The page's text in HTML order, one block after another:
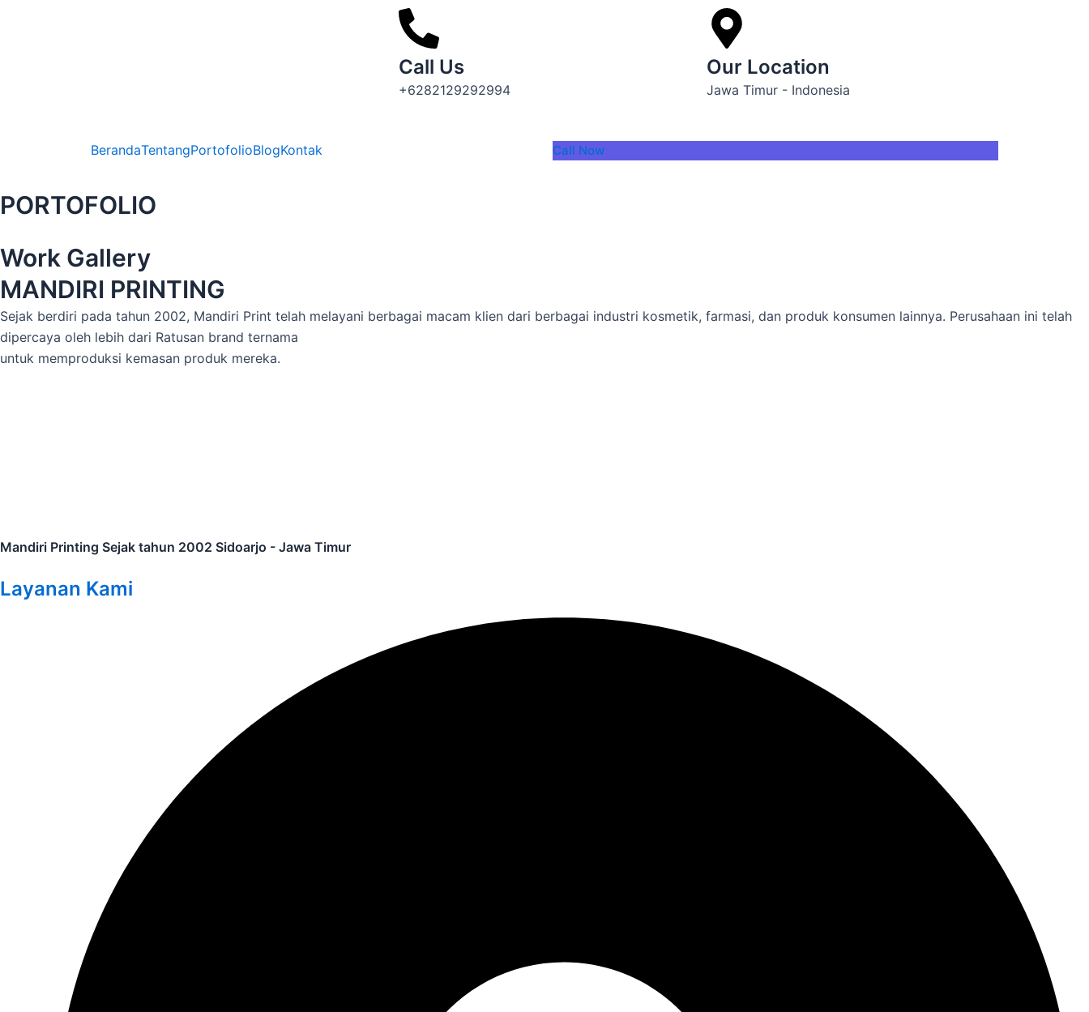
Call Us
+6282129292994
Our Location
Jawa Timur - Indonesia
BerandaTentangPortofolioBlogKontak Call Now
PORTOFOLIO
Work Gallery
MANDIRI PRINTING
Sejak berdiri pada tahun 2002, Mandiri Print telah melayani berbagai macam klien dari berbagai industri kosmetik, farmasi, dan produk konsumen lainnya. Perusahaan ini telah
dipercaya oleh lebih dari Ratusan brand ternama
untuk memproduksi kemasan produk mereka.
Mandiri Printing Sejak tahun 2002 Sidoarjo - Jawa Timur
Layanan Kami